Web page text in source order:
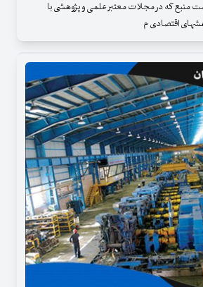
و با 24 فهرست منبع که در مجلات معتبر علمی و پژوهشی با
اقتصادی م